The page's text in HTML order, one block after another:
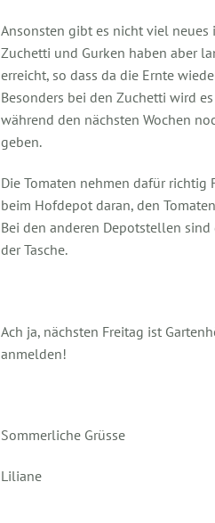
Ansonsten gibt es nicht viel neues
Zuchetti und Gurken haben aber
erreicht, so dass da die Ernte
Besonders bei den Zuchetti wird
während den nächsten Wochen
geben.
Die Tomaten nehmen dafür richtig
beim Hofdepot daran, den
Bei den anderen Depotstellen
der Tasche.
Ach ja, nächsten Freitag ist
anmelden!
Sommerliche Grüsse
Liliane